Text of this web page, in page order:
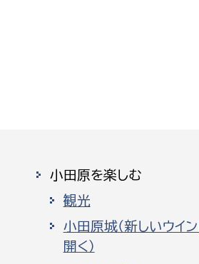
小田原を楽しむ
観光
小田原城（新しいウイ
開く）